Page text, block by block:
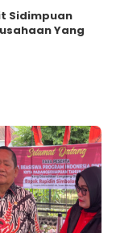
Sidimpuan
Yang